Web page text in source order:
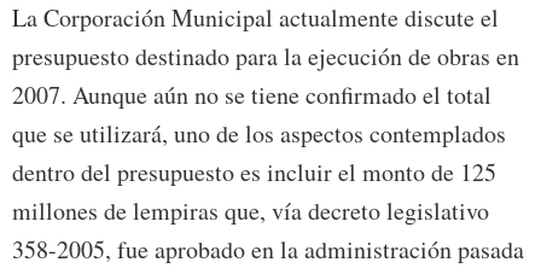
La Corporación Municipal actualmente discute el
presupuesto destinado para la ejecución de obras en
2007. Aunque aún no se tiene confirmado el total
que se utilizará, uno de los aspectos contemplados
dentro del presupuesto es incluir el monto de 125
millones de lempiras que, vía decreto legislativo
358-2005, fue aprobado en la administración pasada